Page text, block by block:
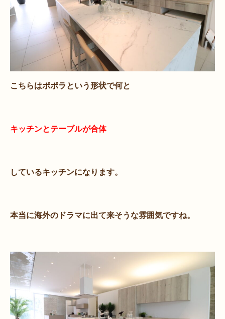
こちらはポポラという形状で何と
キッチンとテーブルが合体
しているキッチンになります。
本当に海外のドラマに出て来そうな雰囲気ですね。